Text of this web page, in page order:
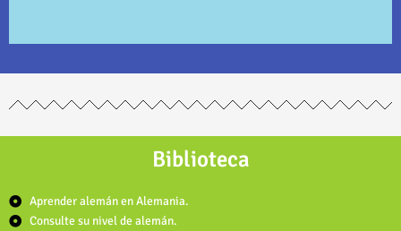
Biblioteca
Aprender alemán en Alemania.
Consulte su nivel de alemán.